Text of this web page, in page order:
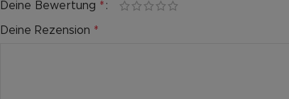
Deine Bewertung *
Deine Rezension *